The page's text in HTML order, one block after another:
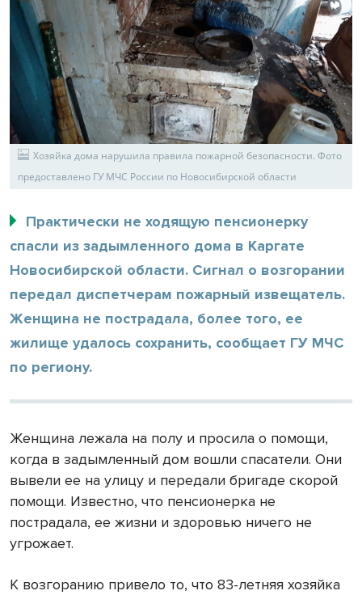
Хозяйка дома нарушила правила пожарной безопасности. Фото
предоставлено ГУ МЧС России по Новосибирской области
Практически не ходящую пенсионерку
спасли из задымленного дома в Каргате
Новосибирской области. Сигнал о возгорании
передал диспетчерам пожарный извещатель.
Женщина не пострадала, более того, ее
жилище удалось сохранить, сообщает ГУ МЧС
по региону.
Женщина лежала на полу и просила о помощи,
когда в задымленный дом вошли спасатели. Они
вывели ее на улицу и передали бригаде скорой
помощи. Известно, что пенсионерка не
пострадала, ее жизни и здоровью ничего не
угрожает.
К возгоранию привело то, что 83-летняя хозяйка